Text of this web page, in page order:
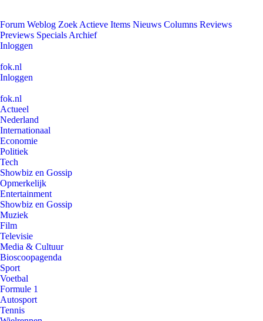
Forum Weblog Zoek Actieve Items Nieuws Columns Reviews
Previews Specials Archief
Inloggen
fok.nl
Inloggen
fok.nl
Actueel
Nederland
Internationaal
Economie
Politiek
Tech
Showbiz en Gossip
Opmerkelijk
Entertainment
Showbiz en Gossip
Muziek
Film
Televisie
Media & Cultuur
Bioscoopagenda
Sport
Voetbal
Formule 1
Autosport
Tennis